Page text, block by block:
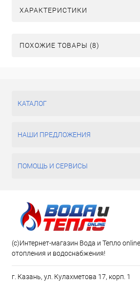
ХАРАКТЕРИСТИКИ
ПОХОЖИЕ ТОВАРЫ (8)
КАТАЛОГ
НАШИ ПРЕДЛОЖЕНИЯ
ПОМОЩЬ И СЕРВИСЫ
(c)Интернет-магазин Вода и Тепло
отопления и водоснабжения!
г. Казань, ул. Кулахметова 17, корп. 1